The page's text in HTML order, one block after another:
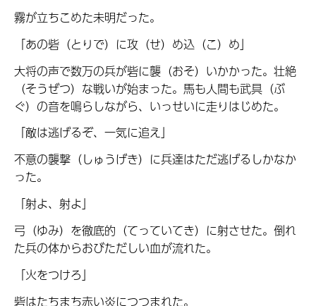
霧が立ちこめた未明だった。
「あの砦（とりで）に攻（せ）め込（こ）め」
大将の声で数万の兵が砦に襲（おそ）いかかった。壮絶
（そうぜつ）な戦いが始まった。馬も人間も武具（ぶ
ぐ）の音を鳴らしながら、いっせいに走りはじめた。
「敵は逃げるぞ、一気に追え」
不意の襲撃（しゅうげき）に兵達はただ逃げるしかなか
った。
「射よ、射よ」
弓（ゆみ）を徹底的（てっていてき）に射させた。倒れ
た兵の体からおびただしい血が流れた。
「火をつけろ」
砦はたちまち赤い炎につつまれた。